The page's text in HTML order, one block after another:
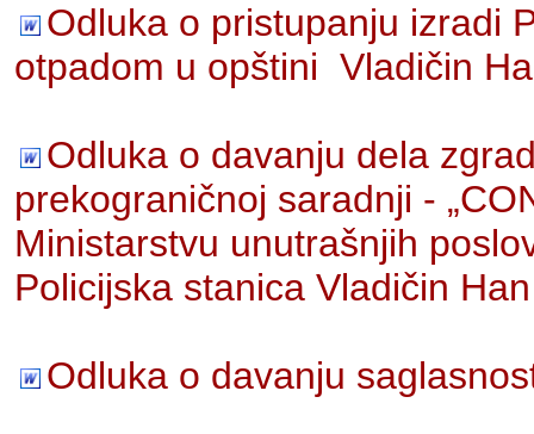
Odluka o pristupanju izradi
otpadom u opštini Vladičin
Odluka o davanju dela
prekograničnoj saradnji -
Ministarstvu unutrašnjih
Policijska stanica Vladičin Han
Odluka o davanju